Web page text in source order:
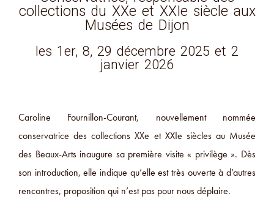
collections du XXe et XXIe siècle aux
Musées de Dijon
les 1er, 8, 29 décembre 2025 et 2
janvier 2026
Caroline Fournillon-Courant, nouvellement nommée
conservatrice des collections XXe et XXIe siècles au Musée
des Beaux-Arts inaugure sa première visite « privilège ». Dès
son introduction, elle indique qu’elle est très ouverte à d’autres
rencontres, proposition qui n’est pas pour nous déplaire.